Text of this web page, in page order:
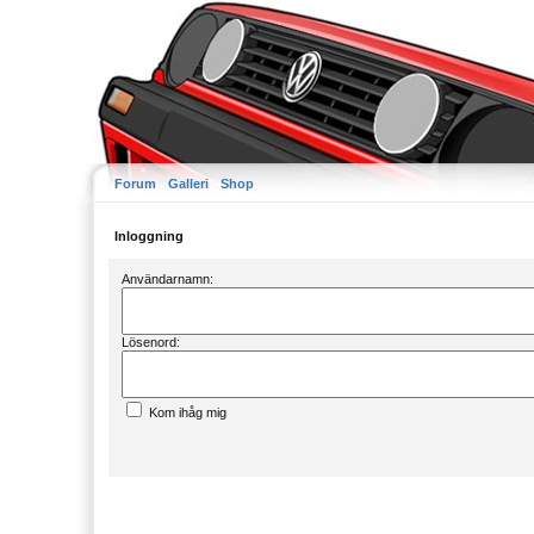
Forum Galleri Shop
Inloggning
Användarnamn:
Lösenord:
Kom ihåg mig